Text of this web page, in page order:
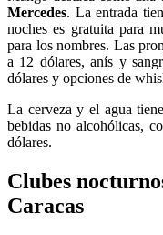
Mercedes. La entrada
noches es gratuita para
para los nombres. Las
a 12 dólares, anís y
dólares y opciones de
La cerveza y el agua
bebidas no alcohólicas,
dólares.
Clubes
Caracas